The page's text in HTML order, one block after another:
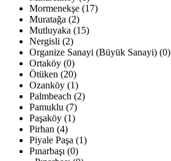
Mormenekşe (17)
Muratağa (2)
Mutluyaka (15)
Nergisli (2)
Organize Sanayi (Büyük Sanayi) (0)
Ortaköy (0)
Ötüken (20)
Ozanköy (1)
Palmbeach (2)
Pamuklu (7)
Paşaköy (1)
Pirhan (4)
Piyale Paşa (1)
Pınarbaşı (0)